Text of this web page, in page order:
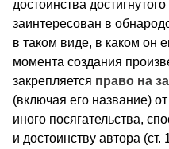
достоинства
заинтересован в
в таком виде, в каком он
момента создания
закреп­ляется право на
(включая его название)
иного посягательства,
и достоинству автора